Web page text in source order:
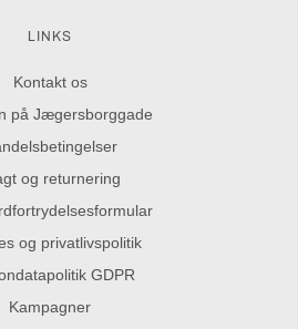
LINKS
Kontakt os
på Jægersborggade
og returnering
og privatlivspolitik
GDPR
Kampagner